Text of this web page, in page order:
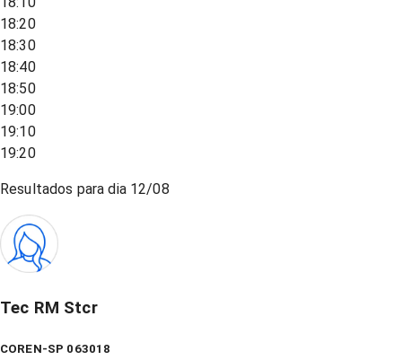
18:20
18:30
18:40
18:50
19:00
19:10
19:20
Resultados para dia 12/08
Tec RM Stcr
COREN-SP 063018